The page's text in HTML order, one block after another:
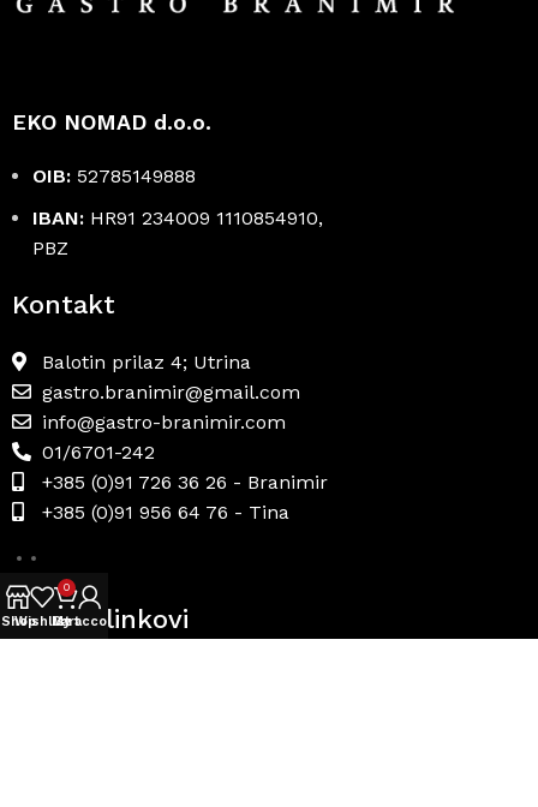
EKO NOMAD d.o.o.
OIB: 52785149888
IBAN: HR91 234009 1110854910,
PBZ
Kontakt
Balotin prilaz 4; Utrina
gastro.branimir@gmail.com
info@gastro-branimir.com
01/6701-242
+385 (0)91 726 36 26 - Branimir
+385 (0)91 956 64 76 - Tina
Korisni linkovi
Shop
Wishlist
0
Cart
My account